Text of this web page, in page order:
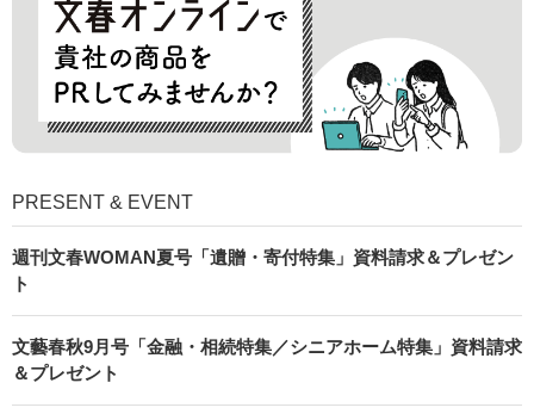
PRESENT & EVENT
週刊文春WOMAN夏号「遺贈・寄付特集」資料請求＆プレゼン
ト
文藝春秋9月号「金融・相続特集／シニアホーム特集」資料請求
＆プレゼント